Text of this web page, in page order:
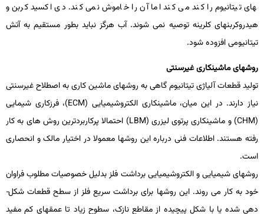
های تیتانیوم را کند می­ کند اما آن را خاموش نمی­ کند. دی­ اکسید کربن و
هیدروکربن­های کلرینه توصیه نمی ­شوند. آب هرگز نباید بطور مستقیم به آتش
تیتانیومی افزوده شود.
روش­های ماشین­کاری غیرسنتی
تولید قطعات آلیاژی تیتانیوم گاهی به روش­های ماشین­ کاری به اصطلاح غیرسنتی
نیاز دارند. در این میان، ماشین­کاری الکتروشیمیایی (ECM)، فرزکاری شیمایی
(
CHM) و ماشین­کاری پرتوی لیزری (LBM) احتمالا پرکاربردترین روش­ های به کار
رفته هستند. اطلاعات فنی درباره این روش­ها معمولا در اختیار مالک و انحصاری
است.
روش­های شیمیایی و الکتروشیمیایی برداشت فلز بدلیل خصوصیات مطلوب فراوان
خود به کار می­ روند. این روش­ها برای برداشت سریع فلز از سطح قطعات شکل­
دهی ­شده یا با شکل پیچیده از مقاطع نازک، سطوح زیاد تا عمق­های کم مفید